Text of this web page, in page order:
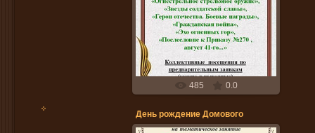
25.01.2017
Ojana
485 0.0
День рождение Домового